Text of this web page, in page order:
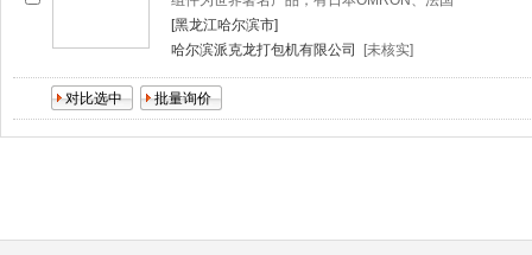
[黑龙江哈尔滨市]
哈尔滨派克龙打包机有限公司
[未核实]